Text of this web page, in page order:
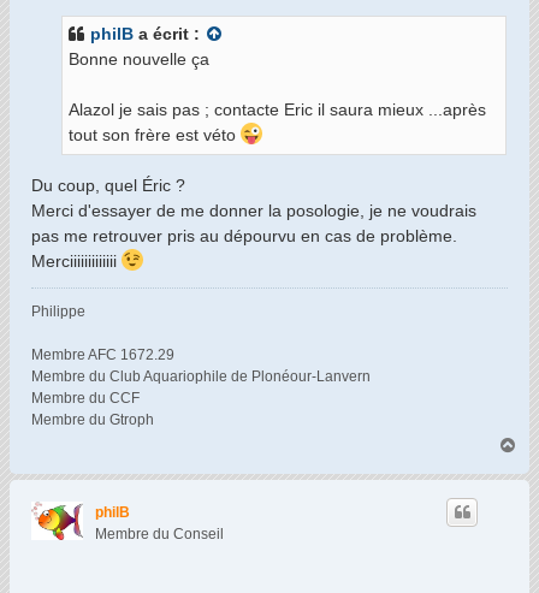
philB a écrit :
Bonne nouvelle ça
Alazol je sais pas ; contacte Eric il saura mieux ...après
tout son frère est véto
Du coup, quel Éric ?
Merci d'essayer de me donner la posologie, je ne voudrais
pas me retrouver pris au dépourvu en cas de problème.
Merciiiiiiiiiiiii
Philippe
Membre AFC 1672.29
Membre du Club Aquariophile de Plonéour-Lanvern
Membre du CCF
Membre du Gtroph
u
philB
Membre du Conseil